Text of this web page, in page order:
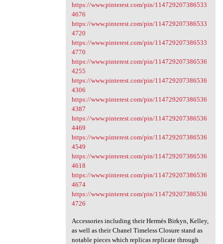
https://www.pinterest.com/pin/114729207386533
4676
https://www.pinterest.com/pin/114729207386533
4720
https://www.pinterest.com/pin/114729207386533
4770
https://www.pinterest.com/pin/114729207386536
4255
https://www.pinterest.com/pin/114729207386536
4306
https://www.pinterest.com/pin/114729207386536
4387
https://www.pinterest.com/pin/114729207386536
4469
https://www.pinterest.com/pin/114729207386536
4549
https://www.pinterest.com/pin/114729207386536
4618
https://www.pinterest.com/pin/114729207386536
4674
https://www.pinterest.com/pin/114729207386536
4726
Accessories including their Hermès Birkyn, Kelley,
as well as their Chanel Timeless Closure stand as
notable pieces which replicas replicate through